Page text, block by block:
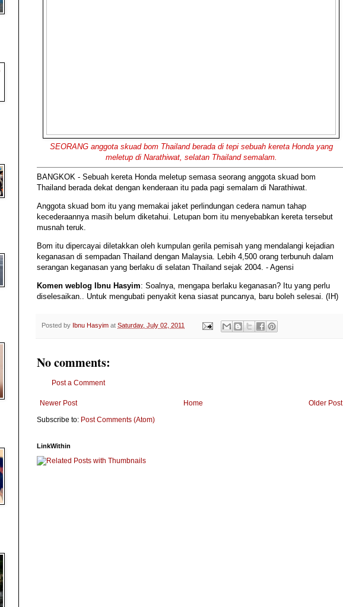
SEORANG anggota skuad bom Thailand berada di tepi sebuah kereta Honda yang
meletup di Narathiwat, selatan Thailand semalam.
BANGKOK - Sebuah kereta Honda meletup semasa seorang anggota skuad bom
Thailand berada dekat dengan kenderaan itu pada pagi semalam di Narathiwat.
Anggota skuad bom itu yang memakai jaket perlindungan cedera namun tahap
kecederaannya masih belum diketahui. Letupan bom itu menyebabkan kereta tersebut
musnah teruk.
Bom itu dipercayai diletakkan oleh kumpulan gerila pemisah yang mendalangi kejadian
keganasan di sempadan Thailand dengan Malaysia. Lebih 4,500 orang terbunuh dalam
serangan keganasan yang berlaku di selatan Thailand sejak 2004. - Agensi
Komen weblog Ibnu Hasyim: Soalnya, mengapa berlaku keganasan? Itu yang perlu
diselesaikan.. Untuk mengubati penyakit kena siasat puncanya, baru boleh selesai. (IH)
Posted by Ibnu Hasyim at Saturday, July 02, 2011
No comments:
Post a Comment
Newer Post Older Post
Home
Subscribe to: Post Comments (Atom)
LinkWithin